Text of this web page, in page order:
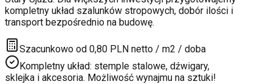
kompletny układ szalunków stropowych, dobór ilości i
transport bezpośrednio na budowę.
Szacunkowo od 0,80 PLN netto / m2 / doba
Kompletny układ: stemple stalowe, dźwigary,
sklejka i akcesoria. Możliwość wynajmu na sztuki!